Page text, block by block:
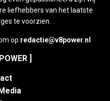
liefhebbers van het laatste
te voorzien.
op redactie@v8power.nl
]